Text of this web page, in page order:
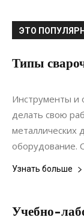
ЭТО
Типы
25.08.2021
Инструменты и
делать свою
металлических
оборудование.
Узнать больше
Учебно-